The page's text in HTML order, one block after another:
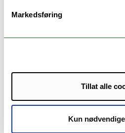
Markedsføring
Tillat alle
Kun
70 % oppmøte
Eksamen består av:
Semesteroppgave på